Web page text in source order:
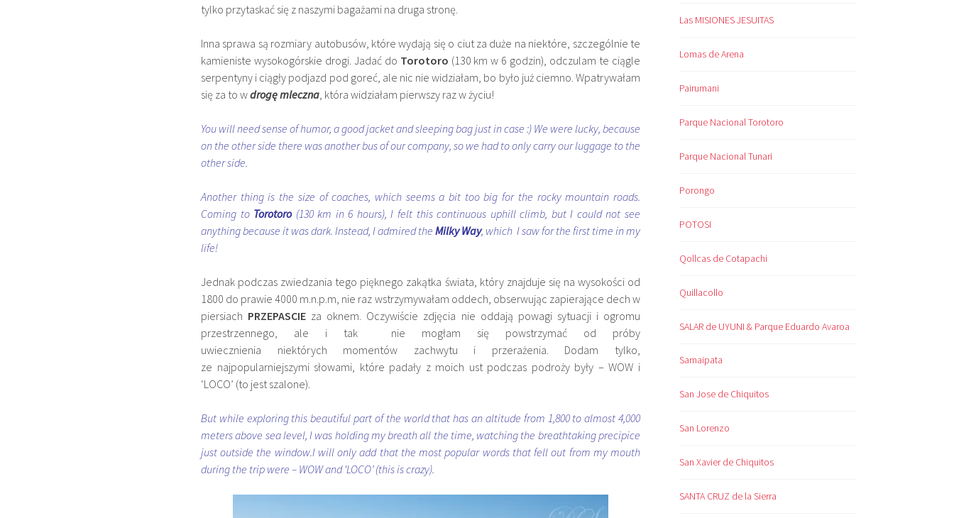
tylko przytaskać się z naszymi bagażami na druga stronę.
Inna sprawa są rozmiary autobusów, które wydają się o ciut za duże na niektóre, szczególnie te
kamieniste wysokogórskie drogi. Jadać do Torotoro (130 km w 6 godzin), odczulam te ciągle
serpentyny i ciągły podjazd pod goreć, ale nic nie widziałam, bo było już ciemno. Wpatrywałam
się za to wdrogę mleczna , która widziałam pierwszy raz w życiu!
You will need sense of humor, a good jacket and sleeping bag just in case :) We were lucky, because
on the other side there was another bus of our company, so we had to only carry our luggage to the
other side.
Another thing is the size of coaches, which seems a bit too big for the rocky mountain roads.
Coming to Torotoro(130 km in 6 hours), I felt this continuous uphill climb, but I could not see
anything because it was dark. Instead, I admired the Milky Way, which I saw for the first time in my
life!
Jednak podczas zwiedzania tego pięknego zakątka świata, który znajduje się na wysokości od
1800 do prawie 4000 m.n.p.m, nie raz wstrzymywałam oddech, obserwując zapierające dech w
piersiach PRZEPASCIE za oknem. Oczywiście zdjęcia nie oddają powagi sytuacji i ogromu
przestrzennego, ale i tak nie mogłam się powstrzymać od próby
uwiecznienia niektórych momentów zachwytu i przerażenia. Dodam tylko,
ze najpopularniejszymi słowami, które padały z moich ust podczas podroży były – WOW i
‘LOCO’ (to jest szalone).
But while exploring this beautiful part of the world that has an altitude from 1,800 to almost 4,000
meters above sea level, I was holding my breath all the time, watching the breathtaking precipice
just outside the window.I will only add that the most popular words that fell out from my mouth
during the trip were – WOW and ‘LOCO’ (this is crazy).
Las MISIONES JESUITAS
Lomas de Arena
Pairumani
Parque Nacional Torotoro
Parque Nacional Tunari
Porongo
POTOSI
Qollcas de Cotapachi
Quillacollo
SALAR de UYUNI & Parque Eduardo Avaroa
Samaipata
San Jose de Chiquitos
San Lorenzo
San Xavier de Chiquitos
SANTA CRUZ de la Sierra